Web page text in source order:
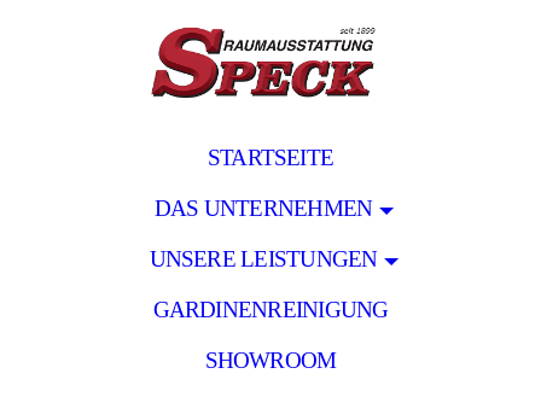
STARTSEITE
DAS UNTERNEHMEN
UNSERE LEISTUNGEN
GARDINENREINIGUNG
SHOWROOM